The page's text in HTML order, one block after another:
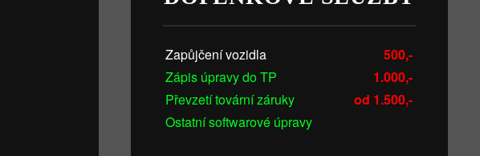
Zapůjčení vozidla
500,-
Zápis úpravy do TP
1.000,-
Převzetí tovární záruky
od 1.500,-
Ostatní softwarové úpravy